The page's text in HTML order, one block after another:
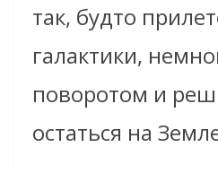
так, будто
галактики,
поворотом и
остаться на